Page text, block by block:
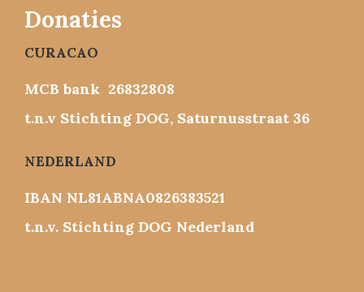
Donaties
CURACAO
MCB bank 26832808
t.n.v Stichting DOG, Saturnusstraat 36
NEDERLAND
IBAN NL81ABNA0826383521
t.n.v. Stichting DOG Nederland